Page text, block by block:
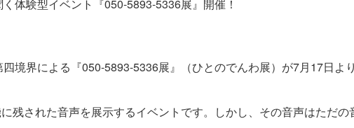
体験型イベント『050-5893-5336展』開催！
境界による『050-5893-5336展』（ひとのでんわ展）が7月17日よ
残された音声を展示するイベントです。しかし、その音声はただの